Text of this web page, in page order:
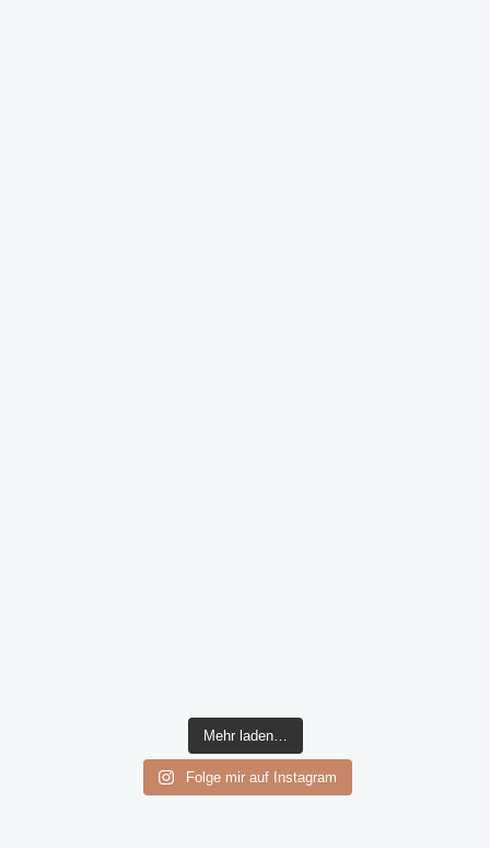
Mehr laden…
Folge mir auf Instagram